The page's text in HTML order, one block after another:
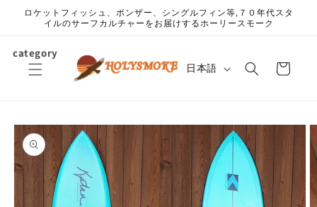
ンツに
ロケットフィッシュ、ボンザー、シングルフィン等,７０年代スタ
イルのサーフカルチャーをお届けするホーリースモーク
category
言日本語
ー
商品情
報にス
キップ